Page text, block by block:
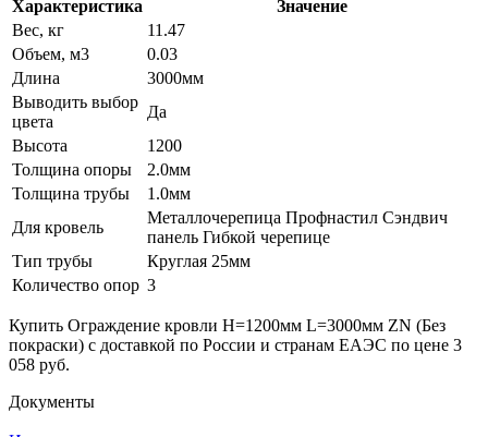
Характеристика
Значение
Вес, кг
11.47
Объем, м3
0.03
Длина
3000мм
Выводить выбор
цвета
Да
Высота
1200
Толщина опоры
2.0мм
Толщина трубы
1.0мм
Для кровель
Металлочерепица Профнастил Сэндвич
панель Гибкой черепице
Тип трубы
Круглая 25мм
Количество опор 3
Купить Ограждение кровли H=1200мм L=3000мм ZN (Без
покраски) с доставкой по России и странам ЕАЭС по цене 3
058 руб.
Документы